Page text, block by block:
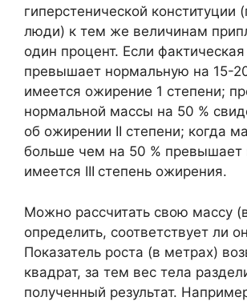
гиперстенической конституции
люди) к тем же величинам
один процент. Если
превышает нормальную на 15-
имеется ожирение 1 степени;
нормальной массы на 50 %
об ожирении II степени; когда
больше чем на 50 % превышает
имеется III степень ожирения.
Можно рассчитать свою массу
определить, соответствует ли
Показатель роста (в метрах)
квадрат, за тем вес тела
полученный результат.